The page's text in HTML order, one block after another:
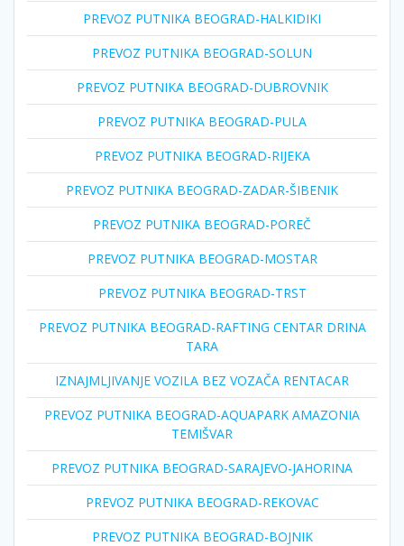
PREVOZ PUTNIKA BEOGRAD-HALKIDIKI
PREVOZ PUTNIKA BEOGRAD-SOLUN
PREVOZ PUTNIKA BEOGRAD-DUBROVNIK
PREVOZ PUTNIKA BEOGRAD-PULA
PREVOZ PUTNIKA BEOGRAD-RIJEKA
PREVOZ PUTNIKA BEOGRAD-ZADAR-ŠIBENIK
PREVOZ PUTNIKA BEOGRAD-POREČ
PREVOZ PUTNIKA BEOGRAD-MOSTAR
PREVOZ PUTNIKA BEOGRAD-TRST
PREVOZ PUTNIKA BEOGRAD-RAFTING CENTAR DRINA
TARA
IZNAJMLJIVANJE VOZILA BEZ VOZAČA RENTACAR
PREVOZ PUTNIKA BEOGRAD-AQUAPARK AMAZONIA
TEMIŠVAR
PREVOZ PUTNIKA BEOGRAD-SARAJEVO-JAHORINA
PREVOZ PUTNIKA BEOGRAD-REKOVAC
PREVOZ PUTNIKA BEOGRAD-BOJNIK